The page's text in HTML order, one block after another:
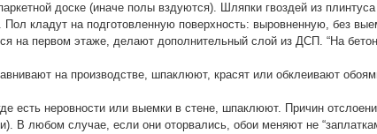
доске (иначе полы вздуются). Шляпки гвоздей из
кладут на подготовленную поверхность: выровненную, без
на первом этаже, делают дополнительный слой из ДСП. “На
на производстве, шпаклюют, красят или обклеивают
есть неровности или выемки в стене, шпаклюют. Причин
В любом случае, если они оторвались, обои меняют не